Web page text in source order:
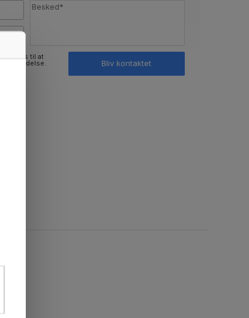
bruges til at
henvendelse. Bliv kontaktet